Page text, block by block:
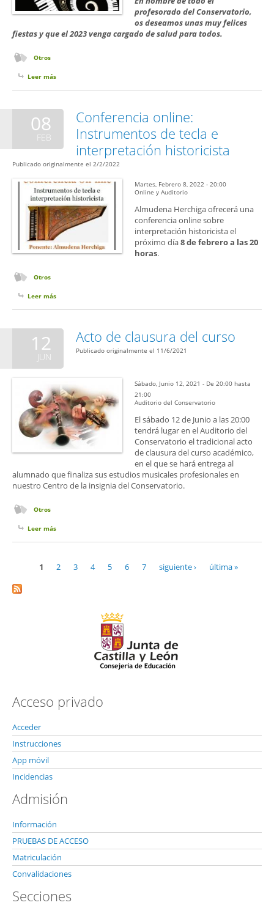
profesorado del Conservatorio,
os deseamos unas muy felices
fiestas y que el 2023 venga cargado de salud para todos.
Otros
Leer más
08
FEB
Conferencia online:
Instrumentos de tecla e
interpretación historicista
Publicado originalmente el 2/2/2022
Martes, Febrero 8, 2022 - 20:00
Online y Auditorio
Almudena Herchiga ofrecerá una
conferencia online sobre
interpretación historicista el
próximo día8 de febrero a las 20
horas.
Otros
Leer más
12
JUN
Acto de clausura del curso
Publicado originalmente el 11/6/2021
Sábado, Junio 12, 2021 - De 20:00 hasta
21:00
Auditorio del Conservatorio
El sábado 12 de Junio a las 20:00
tendrá lugar en el Auditorio del
Conservatorio el tradicional acto
de clausura del curso académico,
en el que se hará entrega al
alumnado que finaliza sus estudios musicales profesionales en
nuestro Centro de la insignia del Conservatorio.
Otros
Leer más
Páginas
1 2 3 4 5 6 7 siguiente › última »
Acceso privado
Acceder
Instrucciones
App móvil
Incidencias
Admisión
Información
PRUEBAS DE ACCESO
Matriculación
Convalidaciones
Secciones